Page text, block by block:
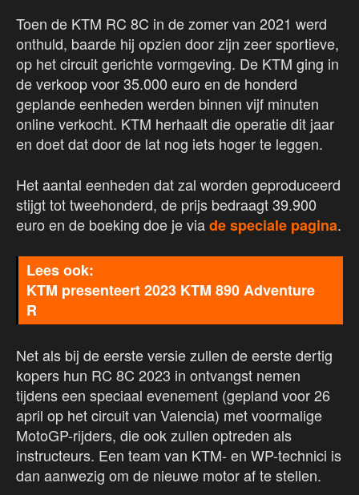
Toen de KTM RC 8C in de zomer van 2021 werd
onthuld, baarde hij opzien door zijn zeer sportieve,
op het circuit gerichte vormgeving. De KTM ging in
de verkoop voor 35.000 euro en de honderd
geplande eenheden werden binnen vijf minuten
online verkocht. KTM herhaalt die operatie dit jaar
en doet dat door de lat nog iets hoger te leggen.
Het aantal eenheden dat zal worden geproduceerd
stijgt tot tweehonderd, de prijs bedraagt 39.900
euro en de boeking doe je viade speciale pagina.
KTM presenteert 2023 KTM 890 Adventure
R
Net als bij de eerste versie zullen de eerste dertig
kopers hun RC 8C 2023 in ontvangst nemen
tijdens een speciaal evenement (gepland voor 26
april op het circuit van Valencia) met voormalige
MotoGP-rijders, die ook zullen optreden als
instructeurs. Een team van KTM- en WP-technici is
dan aanwezig om de nieuwe motor af te stellen.